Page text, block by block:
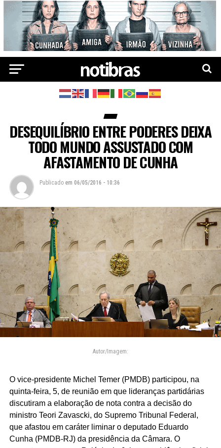
DESEQUILÍBRIO ENTRE PODERES DEIXA
TODO MUNDO ASSUSTADO COM
AFASTAMENTO DE CUNHA
Publicado em 06/05/2016 - 10:36
Autor/Imagem:
O vice-presidente Michel Temer (PMDB) participou, na
quinta-feira, 5, de reunião em que lideranças partidárias
discutiram a elaboração de nota contra a decisão do
ministro Teori Zavascki, do Supremo Tribunal Federal,
que afastou em caráter liminar o deputado Eduardo
Cunha (PMDB-RJ) da presidência da Câmara. O